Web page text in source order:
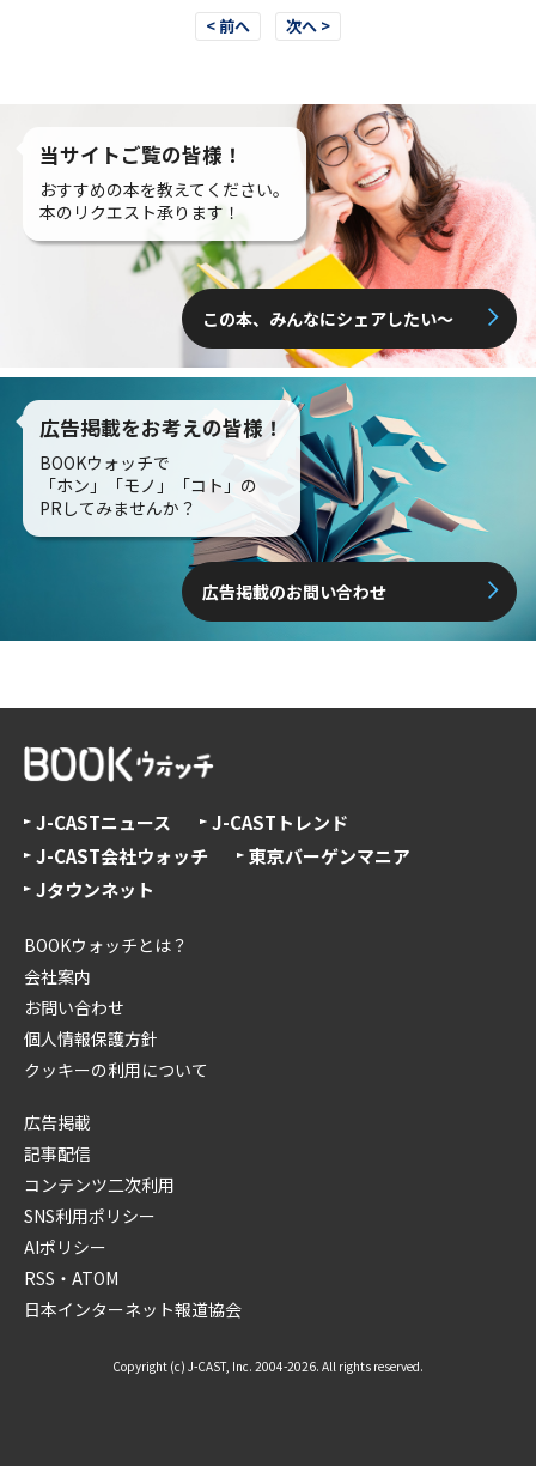
< 前へ 次へ >
当サイトご覧の皆様！
おすすめの本を教えてください。
本のリクエスト承ります！
この本、みんなにシェアしたい〜
広告掲載をお考えの皆様！
BOOKウォッチで
「ホン」「モノ」「コト」の
PRしてみませんか？
広告掲載のお問い合わせ
J-CASTニュース
J-CASTトレンド
J-CAST会社ウォッチ
東京バーゲンマニア
Jタウンネット
BOOKウォッチとは？
会社案内
お問い合わせ
個人情報保護方針
クッキーの利用について
広告掲載
記事配信
コンテンツ二次利用
SNS利用ポリシー
AIポリシー
RSS・ATOM
日本インターネット報道協会
Copyright (c) J-CAST, Inc. 2004-2026. All rights reserved.